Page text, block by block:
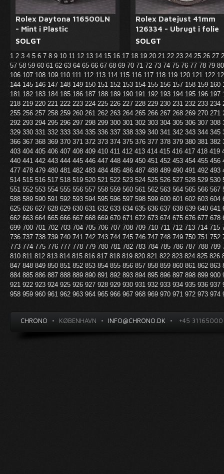
Rolex Daytona 116500LN
- Mint i Plastic
SOLGT
Rolex Datejust 41mm
126334 - Ubrugt i folie
SOLGT
1 2 3 4 5 6 7 8 9 10 11 12 13 14 15 16 17 18 19 20 21 22 23 24 25 26 27
57 58 59 60 61 62 63 64 65 66 67 68 69 70 71 72 73 74 75 76 77 78 79
106 107 108 109 110 111 112 113 114 115 116 117 118 119 120 121 122
144 145 146 147 148 149 150 151 152 153 154 155 156 157 158 159 160
181 182 183 184 185 186 187 188 189 190 191 192 193 194 195 196 197
218 219 220 221 222 223 224 225 226 227 228 229 230 231 232 233 234
255 256 257 258 259 260 261 262 263 264 265 266 267 268 269 270 271
292 293 294 295 296 297 298 299 300 301 302 303 304 305 306 307 308
329 330 331 332 333 334 335 336 337 338 339 340 341 342 343 344 345
366 367 368 369 370 371 372 373 374 375 376 377 378 379 380 381 382
403 404 405 406 407 408 409 410 411 412 413 414 415 416 417 418 419
440 441 442 443 444 445 446 447 448 449 450 451 452 453 454 455 456
477 478 479 480 481 482 483 484 485 486 487 488 489 490 491 492 493
514 515 516 517 518 519 520 521 522 523 524 525 526 527 528 529 530
551 552 553 554 555 556 557 558 559 560 561 562 563 564 565 566 567
588 589 590 591 592 593 594 595 596 597 598 599 600 601 602 603 604
625 626 627 628 629 630 631 632 633 634 635 636 637 638 639 640 641
662 663 664 665 666 667 668 669 670 671 672 673 674 675 676 677 678
699 700 701 702 703 704 705 706 707 708 709 710 711 712 713 714 715
736 737 738 739 740 741 742 743 744 745 746 747 748 749 750 751 752
773 774 775 776 777 778 779 780 781 782 783 784 785 786 787 788 789
810 811 812 813 814 815 816 817 818 819 820 821 822 823 824 825 826
847 848 849 850 851 852 853 854 855 856 857 858 859 860 861 862 863
884 885 886 887 888 889 890 891 892 893 894 895 896 897 898 899 900
921 922 923 924 925 926 927 928 929 930 931 932 933 934 935 936 937
958 959 960 961 962 963 964 965 966 967 968 969 970 971 972 973 974
CHRONO • KØBENHAVN • INFO@CHRONO.DK • +45 31165000